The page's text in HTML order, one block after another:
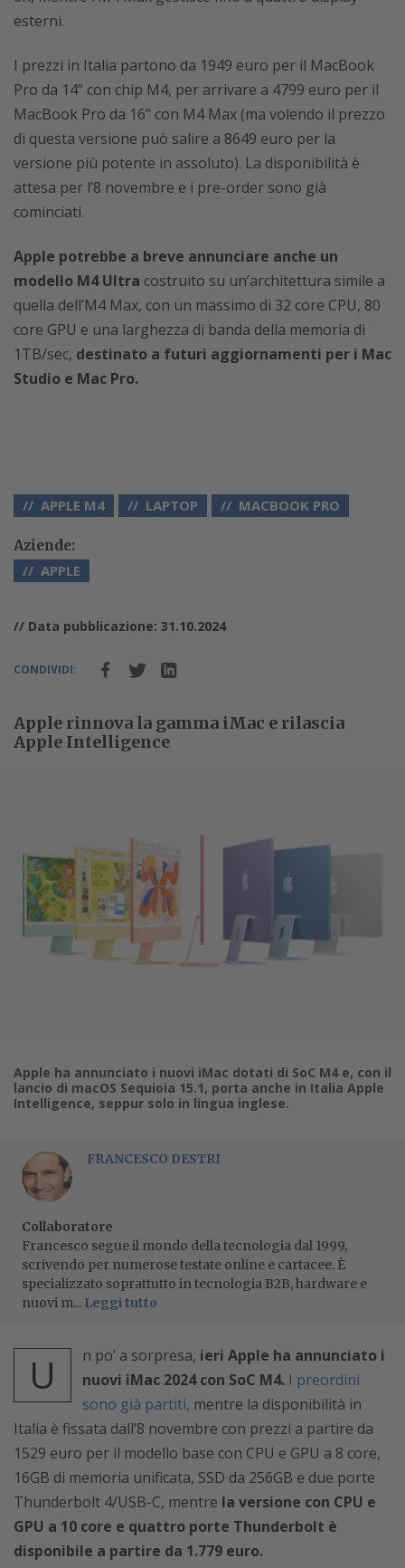
esterni.
I prezzi in Italia partono da 1949 euro per il MacBook
Pro da 14” con chip M4, per arrivare a 4799 euro per il
MacBook Pro da 16” con M4 Max (ma volendo il prezzo
di questa versione può salire a 8649 euro per la
versione più potente in assoluto). La disponibilità è
attesa per l’8 novembre e i pre-order sono già
cominciati.
Apple potrebbe a breve annunciare anche un
modello M4 Ultra costruito su un’architettura simile a
quella dell’M4 Max, con un massimo di 32 core CPU, 80
core GPU e una larghezza di banda della memoria di
1TB/sec, destinato a futuri aggiornamenti per i Mac
Studio e Mac Pro.
APPLE M4 LAPTOP MACBOOK PRO
Aziende:
APPLE
// Data pubblicazione: 31.10.2024
CONDIVIDI:
Apple rinnova la gamma iMac e rilascia
Apple Intelligence
Apple ha annunciato i nuovi iMac dotati di SoC M4 e, con il
lancio di macOS Sequioia 15.1, porta anche in Italia Apple
Intelligence, seppur solo in lingua inglese.
FRANCESCO DESTRI
Collaboratore
Francesco segue il mondo della tecnologia dal 1999,
scrivendo per numerose testate online e cartacee. È
specializzato soprattutto in tecnologia B2B, hardware e
nuovi m... Leggi tutto
U n po’ a sorpresa, ieri Apple ha annunciato i
nuovi iMac 2024 con SoC M4. I preordini
sono già partiti, mentre la disponibilità in
Italia è fissata dall’8 novembre con prezzi a partire da
1529 euro per il modello base con CPU e GPU a 8 core,
16GB di memoria unificata, SSD da 256GB e due porte
Thunderbolt 4/USB-C, mentre la versione con CPU e
GPU a 10 core e quattro porte Thunderbolt è
disponibile a partire da 1.779 euro.